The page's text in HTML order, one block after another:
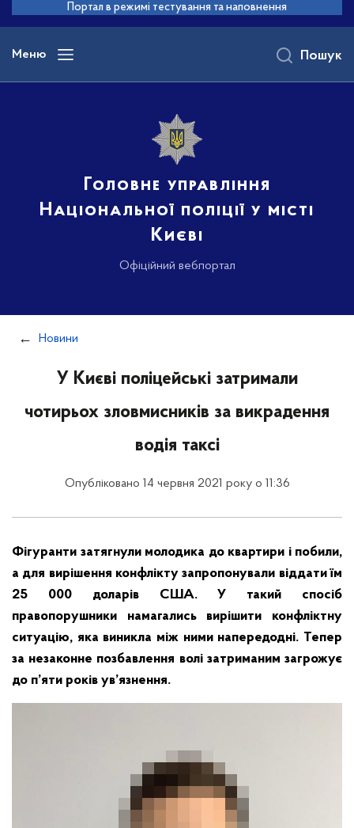
основного
вмісту
Портал в режимі тестування та наповнення
Меню
Головне управління
Національної поліції у місті
Києві
Офіційний вебпортал
Пошук
Новини
У Києві поліцейські затримали
чотирьох зловмисників за викрадення
водія таксі
Опубліковано 14 червня 2021 року о 11:36
Фігуранти затягнули молодика до квартири і побили,
а для вирішення конфлікту запропонували віддати їм
25 000 доларів США. У такий спосіб
правопорушники намагались вирішити конфліктну
ситуацію, яка виникла між ними напередодні. Тепер
за незаконне позбавлення волі затриманим загрожує
до п’яти років ув’язнення.